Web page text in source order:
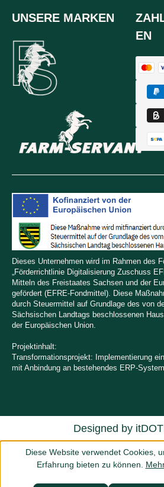
UNSERE MARKEN
EN
Dieses Unternehmen wird im Rahmen des
„Förderrichtlinie Digitalisierung Zuschuss
Mitteln des Freistaates Sachsen und der
gefördert (EFRE-Fondmittel). Diese
durch Steuermittel auf Grundlage des von
Sächsischen Landtags beschlossenen
der Europäischen Union.
Projektinhalt:
Transformationsprojekt: Implementierung
mit Anbindung an bestehendes ERP-System
Designed by
Diese Website verwendet Cookies,
Erfahrung bieten zu können.